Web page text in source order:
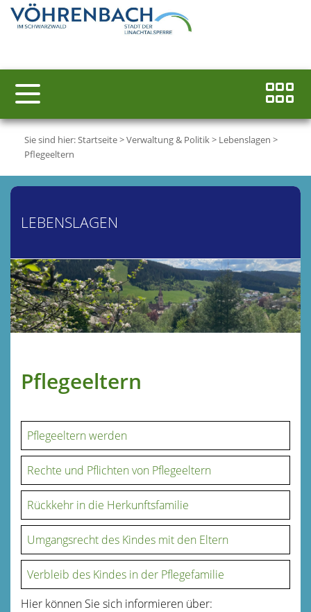
Sie sind hier:Startseite>Verwaltung & Politik> Lebenslagen >
Pflegeeltern
LEBENSLAGEN
Pflegeeltern
Pflegeeltern werden
Rechte und Pflichten von Pflegeeltern
Rückkehr in die Herkunftsfamilie
Umgangsrecht des Kindes mit den Eltern
Verbleib des Kindes in der Pflegefamilie
Hier können Sie sich informieren über: